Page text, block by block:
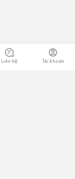
Liên hệ Tài khoản